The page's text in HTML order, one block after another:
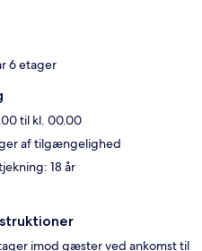
6 etager
til kl. 00.00
af tilgængelighed
18 år
imod gæster ved ankomst til